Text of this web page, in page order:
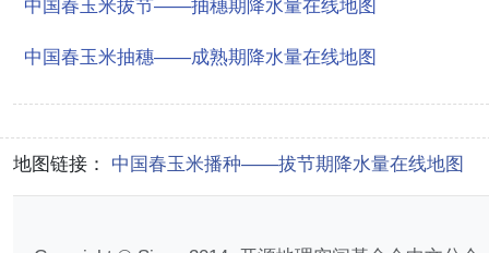
中国春玉米拔节——抽穗期降水量在线地图
中国春玉米抽穗——成熟期降水量在线地图
地图链接： 中国春玉米播种——拔节期降水量在线地图